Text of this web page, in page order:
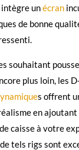
intègre unécran
de bonne
souhaitant
plus loin, les
s offrent
en
caisse à votre
tels rigs sont